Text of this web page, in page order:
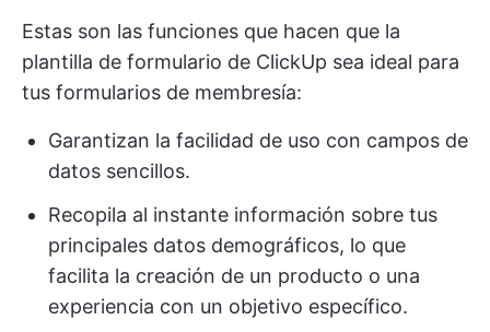
Estas son las funciones que hacen que la
plantilla de formulario de ClickUp sea ideal para
tus formularios de membresía:
Garantizan la facilidad de uso con campos de
datos sencillos.
Recopila al instante información sobre tus
principales datos demográficos, lo que
facilita la creación de un producto o una
experiencia con un objetivo específico.